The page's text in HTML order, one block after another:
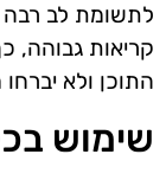
לתשומת לב רבה
קריאות גבוהה,
התוכן ולא יברחו
שימוש